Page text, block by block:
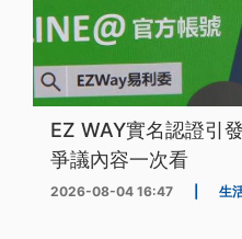
EZ WAY實名認證引
爭議內容一次看
2026-08-04 16:47 生